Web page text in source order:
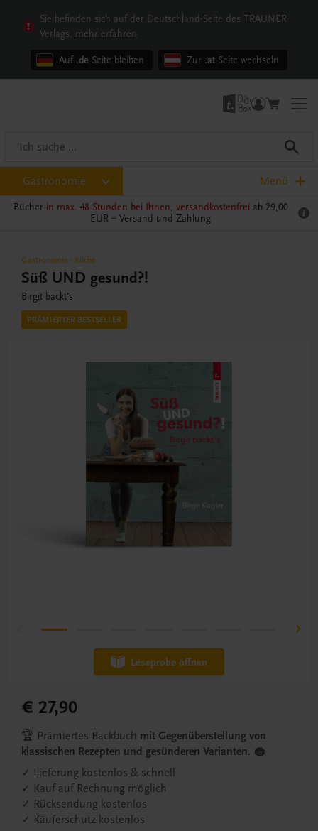
Sie befinden sich auf der Deutschland-Seite des TRAUNER
Verlags. mehr erfahren
Auf .de Seite bleiben Zur .at Seite wechseln
Gastronomie Menü
Bücher in max. 48 Stunden bei Ihnen, versandkostenfrei ab 29,00
EUR – Versand und Zahlung
Gastronomie - Küche
Süß UND gesund?!
Birgit backt’s
PRÄMIERTER BESTSELLER
Leseprobe öffnen
€ 27,90
🏆 Prämiertes Backbuch mit Gegenüberstellung von
klassischen Rezepten und gesünderen Varianten. 🧁
✓ Lieferung kostenlos & schnell
✓ Kauf auf Rechnung möglich
✓ Rücksendung kostenlos
✓ Käuferschutz kostenlos